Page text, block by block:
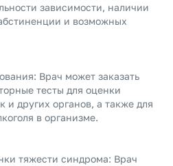
зависимости, наличии
и возможных
Врач может заказать
тесты для оценки
и других органов, а также для
в организме.
тяжести синдрома: Врач